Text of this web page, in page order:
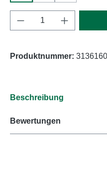
Produkt Anzahl:
Produktnummer:
Beschreibung
Bewertungen